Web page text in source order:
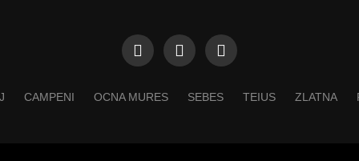
CAMPENI OCNA MURES SEBES TEIUS ZLATNA